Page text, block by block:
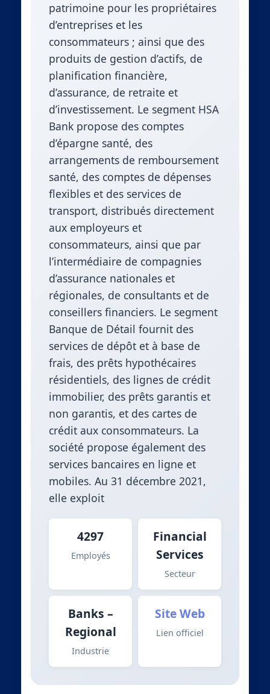
patrimoine pour les propriétaires
d’entreprises et les
consommateurs ; ainsi que des
produits de gestion d’actifs, de
planification financière,
d’assurance, de retraite et
d’investissement. Le segment HSA
Bank propose des comptes
d’épargne santé, des
arrangements de remboursement
santé, des comptes de dépenses
flexibles et des services de
transport, distribués directement
aux employeurs et
consommateurs, ainsi que par
l’intermédiaire de compagnies
d’assurance nationales et
régionales, de consultants et de
conseillers financiers. Le segment
Banque de Détail fournit des
services de dépôt et à base de
frais, des prêts hypothécaires
résidentiels, des lignes de crédit
immobilier, des prêts garantis et
non garantis, et des cartes de
crédit aux consommateurs. La
société propose également des
services bancaires en ligne et
mobiles. Au 31 décembre 2021,
elle exploit
4297
Employés
Financial
Services
Secteur
Banks –
Regional
Industrie
Site Web
Lien officiel